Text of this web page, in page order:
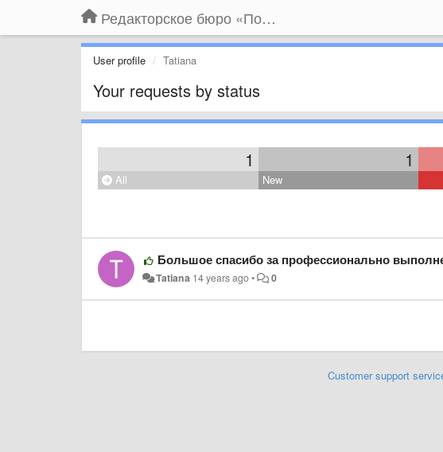
Редакторское бюро «По правилам»
User profile Tatiana
Your requests by status
1 1
All New
Большое спасибо за профессионально
Tatiana 14 years ago• 0
Customer support